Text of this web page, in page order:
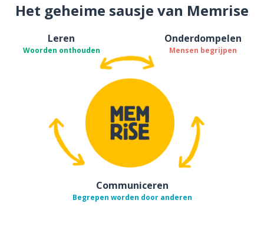
Het geheime sausje van Memrise
Leren
Woorden onthouden
Onderdompelen
Mensen begrijpen
Communiceren
Begrepen worden door anderen